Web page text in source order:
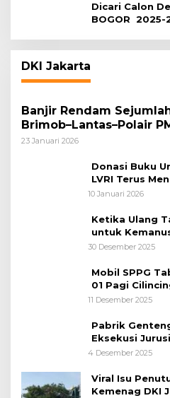
Dicari Calon
BOGOR 2025-
DKI Jakarta
Banjir Rendam
Brimob–Lantas–Polair
Polri Siagakan 128.247
23 Januari 2026
Donasi Buku
LVRI Terus
10 Januari 2026
Ketika Ulang
untuk
30 Desember 2025
Mobil SPPG
01 Pagi
11 Desember 2025
Pabrik
Eksekusi
Tangerang,
4 Desember 2025
Viral Isu
Kemenag DKI